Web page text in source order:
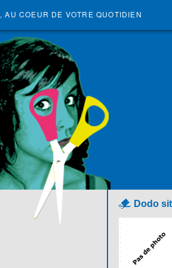
, AU COEUR DE VOTRE QUOTIDIEN
Dodo